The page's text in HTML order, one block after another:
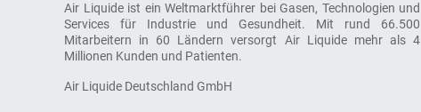
Air Liquide ist ein Weltmarktführer bei Gasen, Technologien und
Services für Industrie und Gesundheit. Mit rund 66.500
Mitarbeitern in 60 Ländern versorgt Air Liquide mehr als 4
Millionen Kunden und Patienten.
Air Liquide Deutschland GmbH